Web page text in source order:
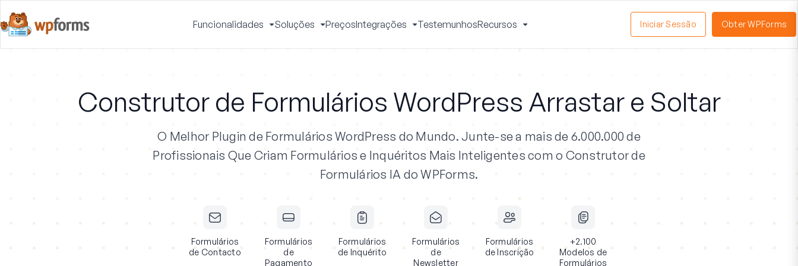
Funcionalidades
Ativar
Menu
Soluções
Ativar
Menu
PreçosIntegrações
Ativar
Menu
TestemunhosRecursos
Menu
Iniciar Sessão Obter WPForms
Construtor de Formulários WordPress Arrastar e Soltar
O Melhor Plugin de Formulários WordPress do Mundo. Junte-se a mais de 6.000.000 de
Profissionais Que Criam Formulários e Inquéritos Mais Inteligentes com o Construtor de
Formulários IA do WPForms.
Formulários
de Contacto
Formulários
de
Pagamento
Formulários
de Inquérito
Formulários
de
Newsletter
Formulários
de Inscrição
+2.100
Modelos de
Formulários